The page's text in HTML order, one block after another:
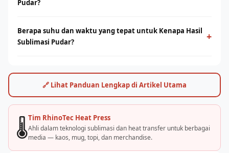
media berbahan polyester. Menghasilkan warna tajam, tahan
Pudar?
campuran poly tinggi. Untuk kaos cotton, teknologi DTF dari
Rhino Indonesia bisa menjadi alternatif terbaik.
Berapa suhu dan waktu yang tepat untuk Kenapa Hasil
Sublimasi Pudar?
+
jenis bahan dan mesin. Rhino Indonesia menyediakan panduan
settingan optimal dan pelatihan langsung.
🔗 Lihat Panduan Lengkap di Artikel Utama
🌡️Tim RhinoTec Heat Press
Ahli dalam teknologi sublimasi dan heat transfer untuk berbagai
media — kaos, mug, topi, dan merchandise.